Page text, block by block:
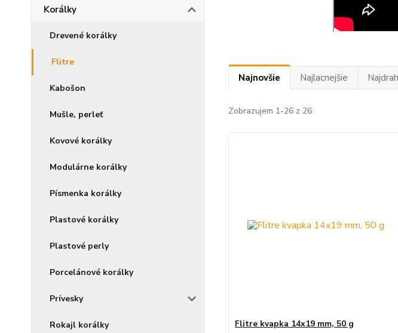
Korálky
Drevené korálky
Flitre
Kabošon
Mušle, perleť
Kovové korálky
Modulárne korálky
Písmenka korálky
Plastové korálky
Plastové perly
Porcelánové korálky
Prívesky
Rokajl korálky
Najnovšie Najlacnejšie
Zobrazujem 1-26 z 26
Flitre kvapka 14x19 mm, 50 g